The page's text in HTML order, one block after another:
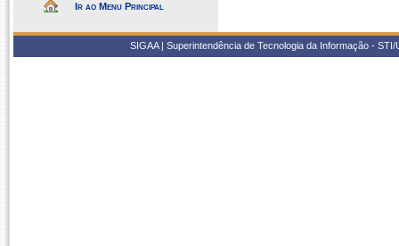
Ir ao Menu Principal
SIGAA | Superintendência de Tecnologia da Informação -